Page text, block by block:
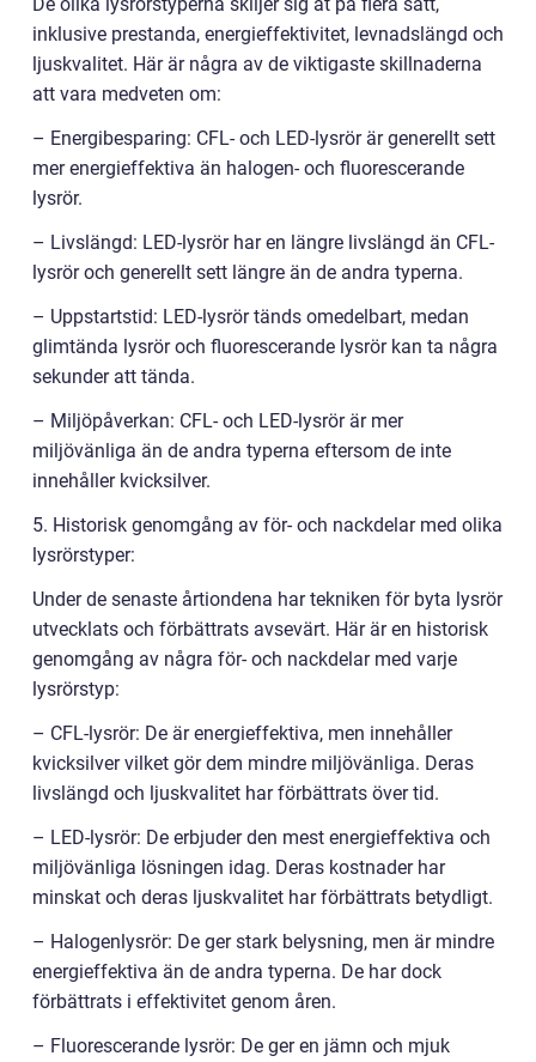
inklusive prestanda, energieffektivitet, levnadslängd och
ljuskvalitet. Här är några av de viktigaste skillnaderna
att vara medveten om:
– Energibesparing: CFL- och LED-lysrör är generellt sett
mer energieffektiva än halogen- och fluorescerande
lysrör.
– Livslängd: LED-lysrör har en längre livslängd än CFL-
lysrör och generellt sett längre än de andra typerna.
– Uppstartstid: LED-lysrör tänds omedelbart, medan
glimtända lysrör och fluorescerande lysrör kan ta några
sekunder att tända.
– Miljöpåverkan: CFL- och LED-lysrör är mer
miljövänliga än de andra typerna eftersom de inte
innehåller kvicksilver.
5. Historisk genomgång av för- och nackdelar med olika
lysrörstyper:
Under de senaste årtiondena har tekniken för byta lysrör
utvecklats och förbättrats avsevärt. Här är en historisk
genomgång av några för- och nackdelar med varje
lysrörstyp:
– CFL-lysrör: De är energieffektiva, men innehåller
kvicksilver vilket gör dem mindre miljövänliga. Deras
livslängd och ljuskvalitet har förbättrats över tid.
– LED-lysrör: De erbjuder den mest energieffektiva och
miljövänliga lösningen idag. Deras kostnader har
minskat och deras ljuskvalitet har förbättrats betydligt.
– Halogenlysrör: De ger stark belysning, men är mindre
energieffektiva än de andra typerna. De har dock
förbättrats i effektivitet genom åren.
– Fluorescerande lysrör: De ger en jämn och mjuk